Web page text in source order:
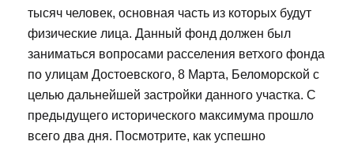
тысяч человек, основная часть из которых будут
физические лица. Данный фонд должен был
заниматься вопросами расселения ветхого фонда
по улицам Достоевского, 8 Марта, Беломорской с
целью дальнейшей застройки данного участка. С
предыдущего исторического максимума прошло
всего два дня. Посмотрите, как успешно